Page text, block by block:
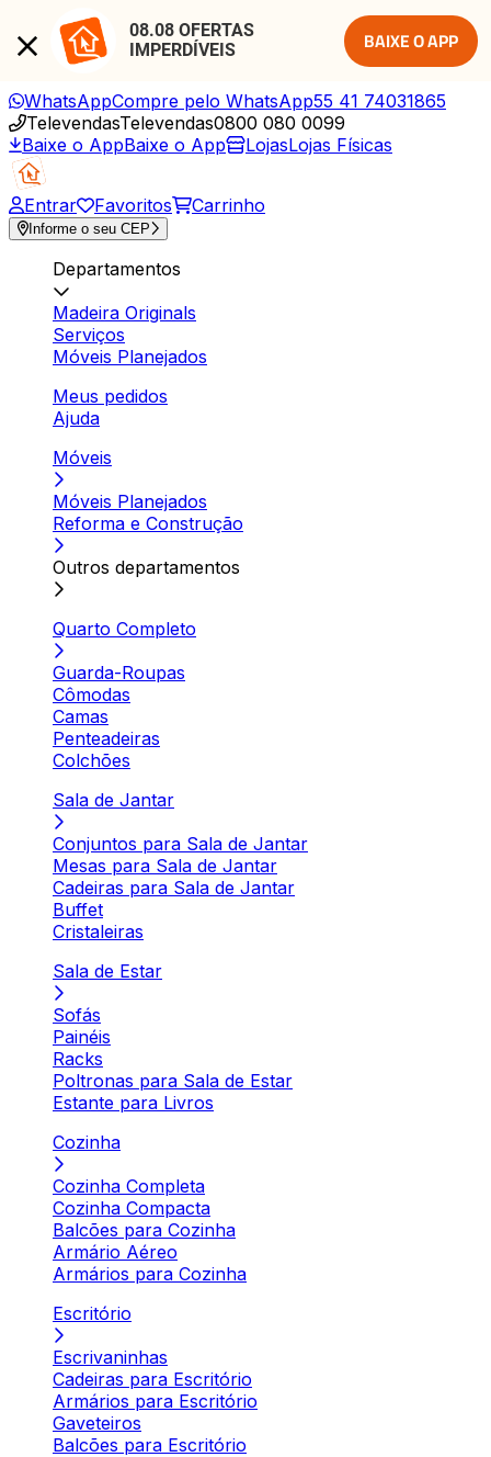
08.08 OFERTAS
IMPERDÍVEIS
BAIXE O APP
WhatsAppCompre pelo WhatsApp55 41 74031865
TelevendasTelevendas0800 080 0099
Baixe o AppBaixe o App LojasLojas Físicas
Entrar Favoritos Carrinho
Informe o seu CEP
Departamentos
Madeira Originals
Serviços
Móveis Planejados
Meus pedidos
Ajuda
Móveis
Móveis Planejados
Reforma e Construção
Outros departamentos
Quarto Completo
Guarda-Roupas
Cômodas
Camas
Penteadeiras
Colchões
Sala de Jantar
Conjuntos para Sala de Jantar
Mesas para Sala de Jantar
Cadeiras para Sala de Jantar
Buffet
Cristaleiras
Sala de Estar
Sofás
Painéis
Racks
Poltronas para Sala de Estar
Estante para Livros
Cozinha
Cozinha Completa
Cozinha Compacta
Balcões para Cozinha
Armário Aéreo
Armários para Cozinha
Escritório
Escrivaninhas
Cadeiras para Escritório
Armários para Escritório
Gaveteiros
Balcões para Escritório